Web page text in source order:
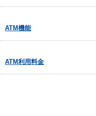
ATM機能
ATM利用料金